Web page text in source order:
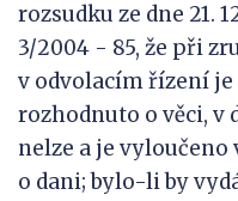
rozsudku ze dne 21.
3/2004 - 85, že při
v odvolacím řízení
rozhodnuto o věci,
nelze a je
o dani; bylo-li by